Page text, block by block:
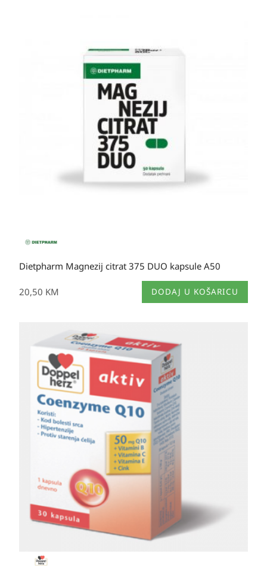
Dietpharm Magnezij citrat 375 DUO kapsule A50
20,50 KM DODAJ U KOŠARICU